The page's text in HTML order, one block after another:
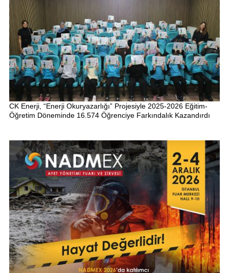
CK Enerji, “Enerji Okuryazarlığı” Projesiyle 2025-2026 Eğitim-
Öğretim Döneminde 16.574 Öğrenciye Farkındalık Kazandırdı